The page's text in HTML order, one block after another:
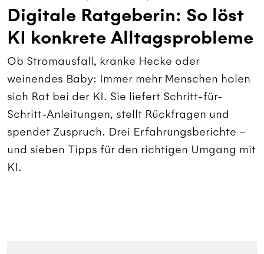
Digitale Ratgeberin: So löst
KI konkrete Alltagsprobleme
Ob Stromausfall, kranke Hecke oder
weinendes Baby: Immer mehr Menschen holen
sich Rat bei der KI. Sie liefert Schritt-für-
Schritt-Anleitungen, stellt Rückfragen und
spendet Zuspruch. Drei Erfahrungsberichte –
und sieben Tipps für den richtigen Umgang mit
KI.